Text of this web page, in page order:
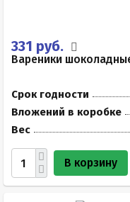
331 руб.
Вареники
Срок годности
Вложений в коробке
Вес
В корзину